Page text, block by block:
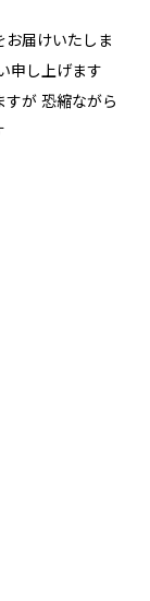
お届けいたしま
申し上げます
が 恐縮ながら